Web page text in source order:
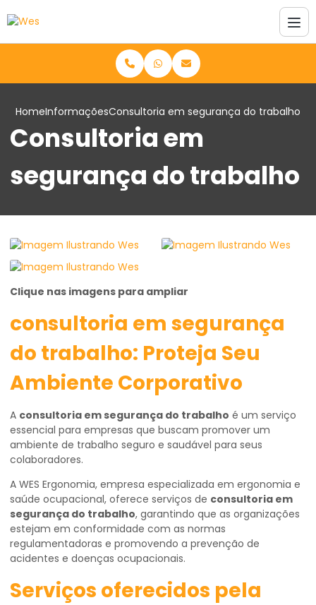
HomeInformaçõesConsultoria em segurança do trabalho
Consultoria em
segurança do trabalho
Clique nas imagens para ampliar
consultoria em segurança
do trabalho: Proteja Seu
Ambiente Corporativo
A consultoria em segurança do trabalho é um serviço
essencial para empresas que buscam promover um
ambiente de trabalho seguro e saudável para seus
colaboradores.
A WES Ergonomia, empresa especializada em ergonomia e
saúde ocupacional, oferece serviços de consultoria em
segurança do trabalho, garantindo que as organizações
estejam em conformidade com as normas
regulamentadoras e promovendo a prevenção de
acidentes e doenças ocupacionais.
Serviços oferecidos pela